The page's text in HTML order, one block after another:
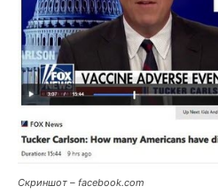
Скриншот – facebook.com